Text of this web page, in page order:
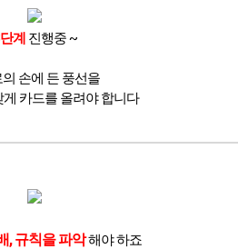
계 진행중 ~
손에 든 풍선을
게 카드를 올려야 합니다
, 규칙을 파악해야 하죠